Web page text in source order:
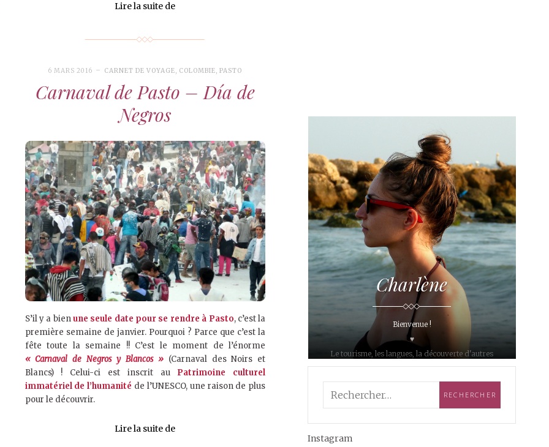
Lire la suite de
6 MARS 2016 CARNET DE VOYAGE, COLOMBIE, PASTO
Carnaval de Pasto – Día de
Negros
S’il y a bienune seule date pour se rendre à Pasto, c’est la
première semaine de janvier. Pourquoi ? Parce que c’est la
fête toute la semaine !! C’est le moment de l’énorme
« Carnaval de Negros y Blancos »(Carnaval des Noirs et
Blancs) ! Celui-ci est inscrit au Patrimoine culturel
immatériel de l’humanité de l’UNESCO, une raison de plus
pour le découvrir.
Lire la suite de
Charlène
Bienvenue !
♥
Le tourisme, les langues, la découverte d'autres
cultures... c'est ce qui m'anime depuis plusieurs
années.
Après avoir consacré mes études à différents
coups de cœur, ma magnifique année passée en
Instagram